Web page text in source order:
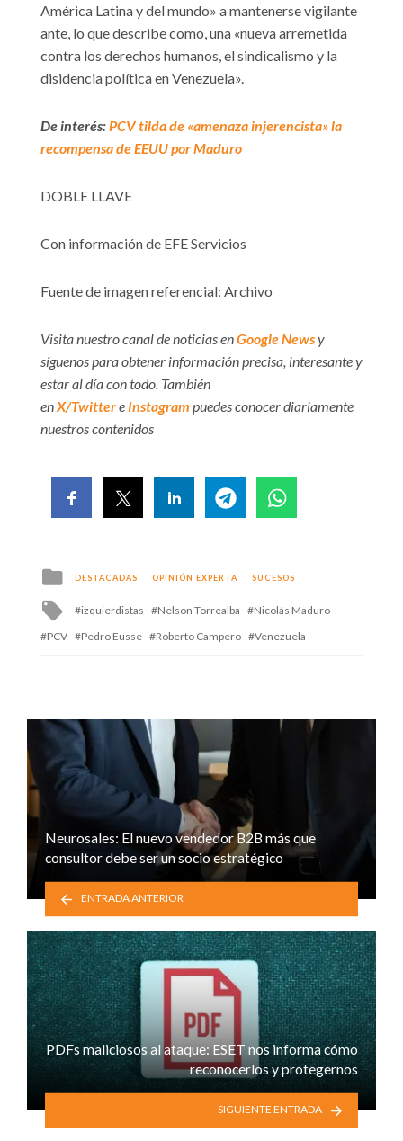
América Latina y del mundo» a mantenerse vigilante
ante, lo que describe como, una «nueva arremetida
contra los derechos humanos, el sindicalismo y la
disidencia política en Venezuela».
De interés:PCV tilda de «amenaza injerencista» la
recompensa de EEUU por Maduro
DOBLE LLAVE
Con información de EFE Servicios
Fuente de imagen referencial: Archivo
Visita nuestro canal de noticias enGoogle Newsy
síguenos para obtener información precisa, interesante y
estar al día con todo. También
enX/Twittere Instagram puedes conocer diariamente
nuestros contenidos
Posted
in
DESTACADAS OPINIÓN EXPERTA SUCESOS
Tagged
with
izquierdistas Nelson Torrealba
Nicolás Maduro
PCV
Pedro Eusse Roberto Campero Venezuela
Neurosales: El nuevo vendedor B2B más que
consultor debe ser un socio estratégico
ENTRADA ANTERIOR
PDFs maliciosos al ataque: ESET nos informa cómo
reconocerlos y protegernos
SIGUIENTE ENTRADA